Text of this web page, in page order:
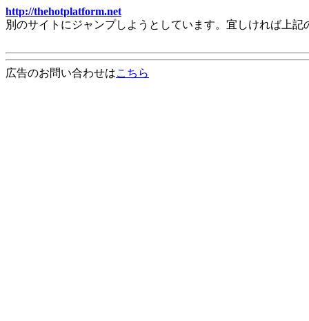
http://thehotplatform.net
別のサイトにジャンプしようとしています。宜しければ上
広告のお問い合わせはこちら